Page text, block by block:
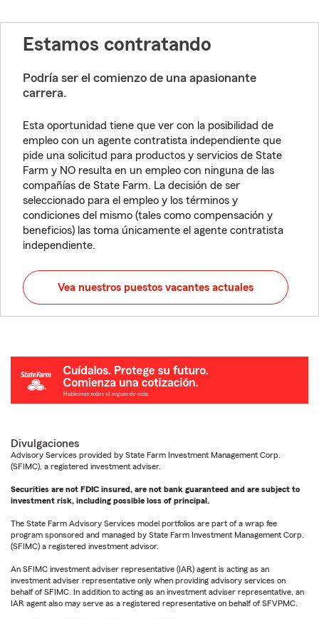
Estamos contratando
Podría ser el comienzo de una apasionante
carrera.
Esta oportunidad tiene que ver con la posibilidad de
empleo con un agente contratista independiente que
pide una solicitud para productos y servicios de State
Farm y NO resulta en un empleo con ninguna de las
compañías de State Farm. La decisión de ser
seleccionado para el empleo y los términos y
condiciones del mismo (tales como compensación y
beneficios) las toma únicamente el agente contratista
independiente.
Vea nuestros puestos vacantes actuales
Divulgaciones
Advisory Services provided by State Farm Investment Management Corp.
(SFIMC), a registered investment adviser.
Securities are not FDIC insured, are not bank guaranteed and are subject to
investment risk, including possible loss of principal.
The State Farm Advisory Services model portfolios are part of a wrap fee
program sponsored and managed by State Farm Investment Management Corp.
(SFIMC) a registered investment advisor.
An SFIMC investment adviser representative (IAR) agent is acting as an
investment adviser representative only when providing advisory services on
behalf of SFIMC. In addition to acting as an investment adviser representative, an
IAR agent also may serve as a registered representative on behalf of SFVPMC.